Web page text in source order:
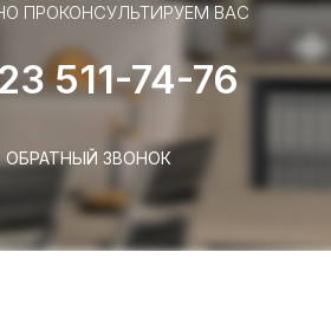
ПРОКОНСУЛЬТИРУЕМ ВАС
511-74-76
ОБРАТНЫЙ ЗВОНОК